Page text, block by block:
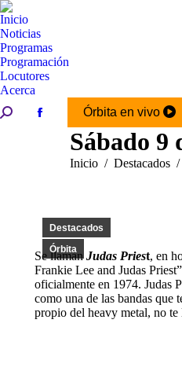
Inicio
Noticias
Programas
Programación
Locutores
Acerca
Buscar:
Facebook
Órbita en vivo
Sábado 9
Estás aquí:
Inicio Destacados
Destacados
Órbita
Se llamanJudas Priest, en
Frankie Lee and Judas
oficialmente en 1974. Judas
como una de las bandas que
propio del heavy metal, no